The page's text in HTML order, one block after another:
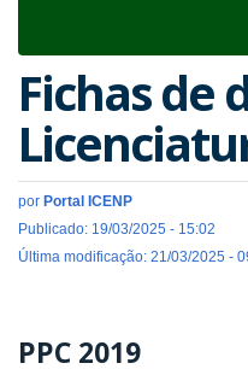
Fichas de
por Portal ICENP
Publicado: 19/03/2025 - 15:02
Última modificação: 21/03/2025 -
PPC 2019